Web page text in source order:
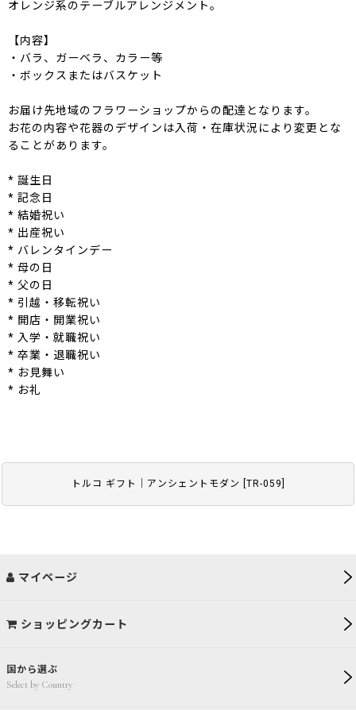
トルコ ギフト｜アンシェントモダン TR-059
オレンジ系のテーブルアレンジメント。
【内容】
・バラ、ガーベラ、カラー等
・ボックスまたはバスケット
お届け先地域のフラワーショップからの配達となります。
お花の内容や花器のデザインは入荷・在庫状況により変更とな
ることがあります。
* 誕生日
* 記念日
* 結婚祝い
* 出産祝い
* バレンタインデー
* 母の日
* 父の日
* 引越・移転祝い
* 開店・開業祝い
* 入学・就職祝い
* 卒業・退職祝い
* お見舞い
* お礼
国から選ぶ
Select by Country
マイページ
ショッピングカート